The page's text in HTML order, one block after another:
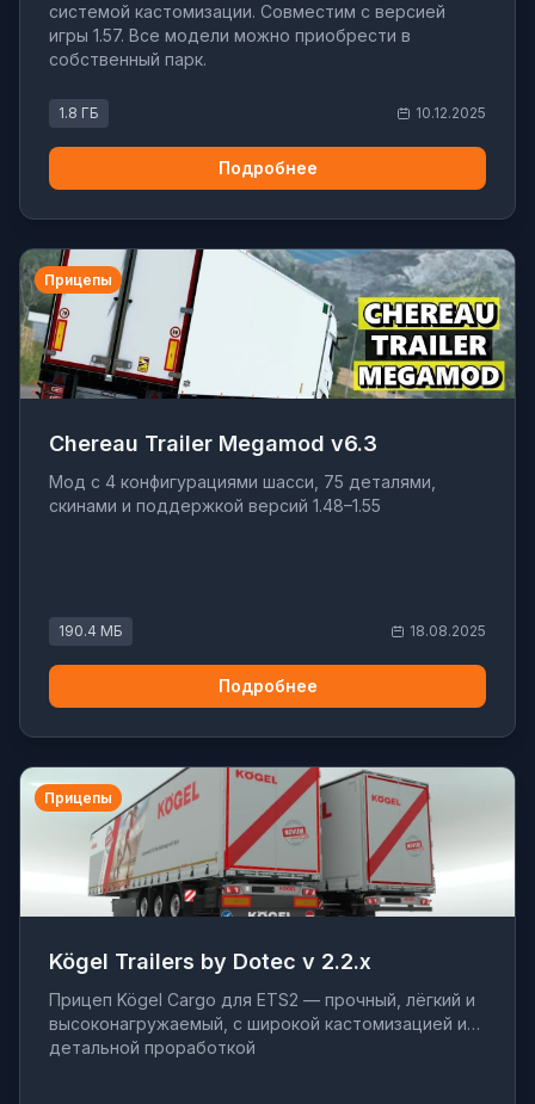
системой кастомизации. Совместим с версией
игры 1.57. Все модели можно приобрести в
собственный парк.
1.8 ГБ 10.12.2025
Подробнее
Прицепы
Chereau Trailer Megamod v6.3
Мод с 4 конфигурациями шасси, 75 деталями,
скинами и поддержкой версий 1.48–1.55
190.4 МБ 18.08.2025
Подробнее
Прицепы
Kögel Trailers by Dotec v 2.2.x
Прицеп Kögel Cargo для ETS2 — прочный, лёгкий и
высоконагружаемый, с широкой кастомизацией и
детальной проработкой